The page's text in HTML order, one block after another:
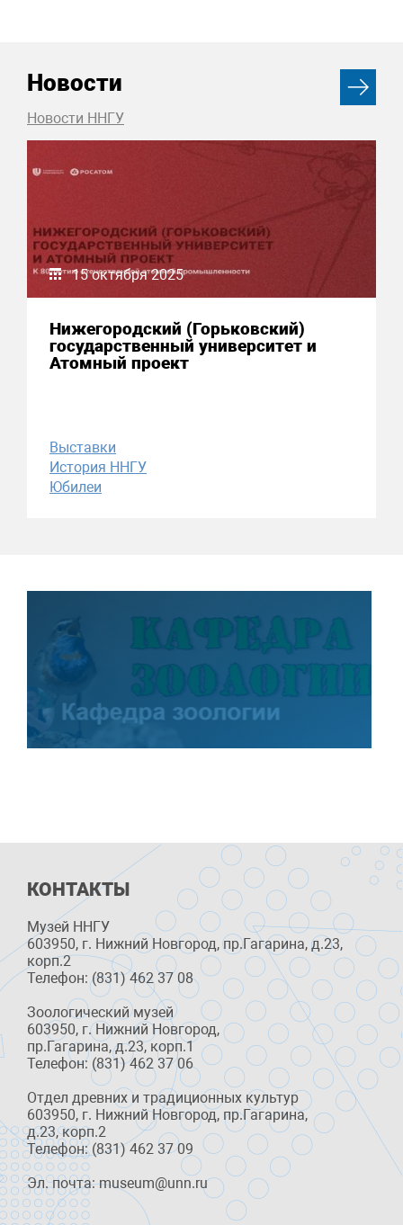
Новости
Новости ННГУ
15 октября 2025
Нижегородский (Горьковский)
государственный университет и
Атомный проект
Выставки
История ННГУ
Юбилеи
КОНТАКТЫ
Музей ННГУ
603950, г. Нижний Новгород, пр.Гагарина, д.23,
корп.2
Телефон: (831) 462 37 08
Зоологический музей
603950, г. Нижний Новгород,
пр.Гагарина, д.23, корп.1
Телефон: (831) 462 37 06
Отдел древних и традиционных культур
603950, г. Нижний Новгород, пр.Гагарина,
д.23, корп.2
Телефон: (831) 462 37 09
Эл. почта: museum@unn.ru